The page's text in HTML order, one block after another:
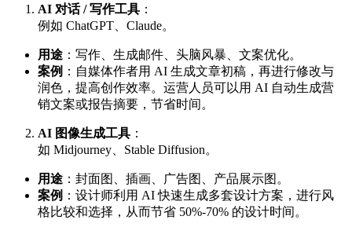
AI 对话 / 写作工具 ：
例如 ChatGPT、Claude。
用途 ：写作、生成邮件、头脑风暴、文案优化。
案例 ：自媒体作者用 AI 生成文章初稿，再进行修改与
润色，提高创作效率。运营人员可以用 AI 自动生成营
销文案或报告摘要，节省时间。
AI 图像生成工具 ：
如 Midjourney、Stable Diffusion。
用途 ：封面图、插画、广告图、产品展示图。
案例 ：设计师利用 AI 快速生成多套设计方案，进行风
格比较和选择，从而节省 50%-70% 的设计时间。